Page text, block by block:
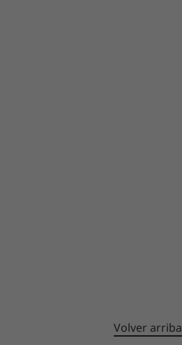
Volver arriba